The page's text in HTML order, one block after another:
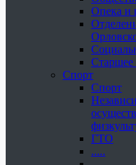
Опека и
Старшее
Спорт
Спорт
ГТО
.....